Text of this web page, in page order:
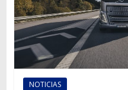
NOTICIAS